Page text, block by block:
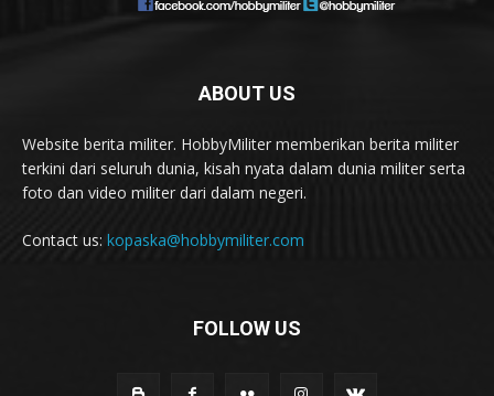
ABOUT US
Website berita militer. HobbyMiliter memberikan berita militer
terkini dari seluruh dunia, kisah nyata dalam dunia militer serta
foto dan video militer dari dalam negeri.
Contact us: kopaska@hobbymiliter.com
FOLLOW US